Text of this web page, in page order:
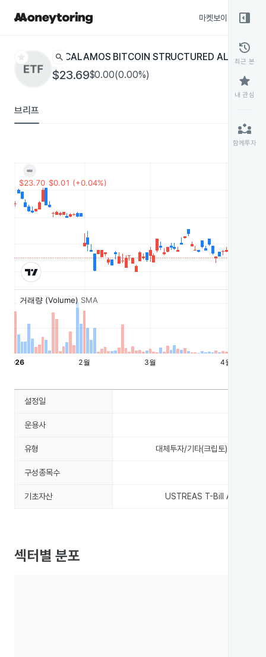
마켓보이스
star search CALAMOS BITCOIN STRUCTURED ALT
$23.69$0.00(0.00%)
브리프
right_panel_open
history
최근 본
star
내 관심
partner_exchange
함께투자